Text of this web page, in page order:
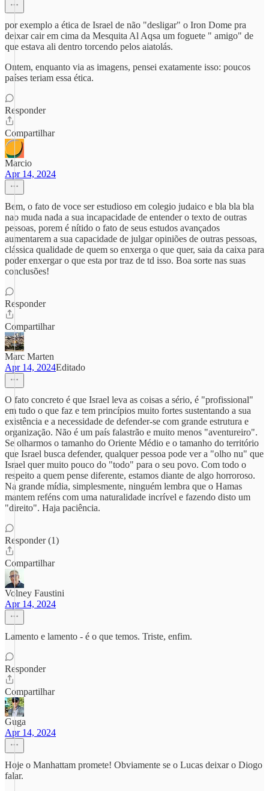
por exemplo a ética de Israel de não "desligar" o Iron Dome pra
deixar cair em cima da Mesquita Al Aqsa um foguete " amigo" de
que estava ali dentro torcendo pelos aiatolás.
Ontem, enquanto via as imagens, pensei exatamente isso: poucos
países teriam essa ética.
Responder
Compartilhar
Marcio
Apr 14, 2024
Bem, o fato de voce ser estudioso em colegio judaico e bla bla bla
nao muda nada a sua incapacidade de entender o texto de outras
pessoas, porem é nítido o fato de seus estudos avançados
aumentarem a sua capacidade de julgar opiniões de outras pessoas,
clássica qualidade de quem so enxerga o que quer, saia da caixa para
poder enxergar o que esta por traz de td isso. Boa sorte nas suas
conclusões!
Responder
Compartilhar
Marc Marten
Apr 14, 2024Editado
O fato concreto é que Israel leva as coisas a sério, é "profissional"
em tudo o que faz e tem princípios muito fortes sustentando a sua
existência e a necessidade de defender-se com grande estrutura e
organização. Não é um país falastrão e muito menos "aventureiro".
Se olharmos o tamanho do Oriente Médio e o tamanho do território
que Israel busca defender, qualquer pessoa pode ver a "olho nu" que
Israel quer muito pouco do "todo" para o seu povo. Com todo o
respeito a quem pense diferente, estamos diante de algo horroroso.
Na grande mídia, simplesmente, ninguém lembra que o Hamas
mantem reféns com uma naturalidade incrível e fazendo disto um
"direito". Haja paciência.
Responder (1)
Compartilhar
Volney Faustini
Apr 14, 2024
Lamento e lamento - é o que temos. Triste, enfim.
Responder
Compartilhar
Guga
Apr 14, 2024
Hoje o Manhattam promete! Obviamente se o Lucas deixar o Diogo
falar.